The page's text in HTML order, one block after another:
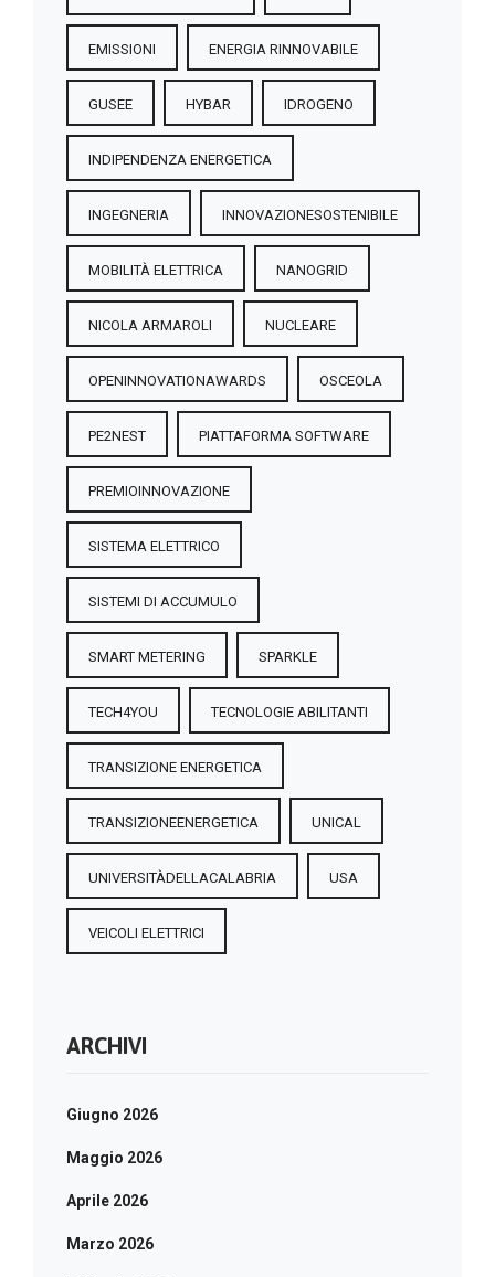
EMISSIONI ENERGIA RINNOVABILE
GUSEE HYBAR IDROGENO
INDIPENDENZA ENERGETICA
INGEGNERIA INNOVAZIONESOSTENIBILE
MOBILITÀ ELETTRICA NANOGRID
NICOLA ARMAROLI NUCLEARE
OPENINNOVATIONAWARDS OSCEOLA
PE2NEST PIATTAFORMA SOFTWARE
PREMIOINNOVAZIONE
SISTEMA ELETTRICO
SISTEMI DI ACCUMULO
SMART METERING SPARKLE
TECH4YOU TECNOLOGIE ABILITANTI
TRANSIZIONE ENERGETICA
TRANSIZIONEENERGETICA UNICAL
UNIVERSITÀDELLACALABRIA USA
VEICOLI ELETTRICI
ARCHIVI
Giugno 2026
Maggio 2026
Aprile 2026
Marzo 2026